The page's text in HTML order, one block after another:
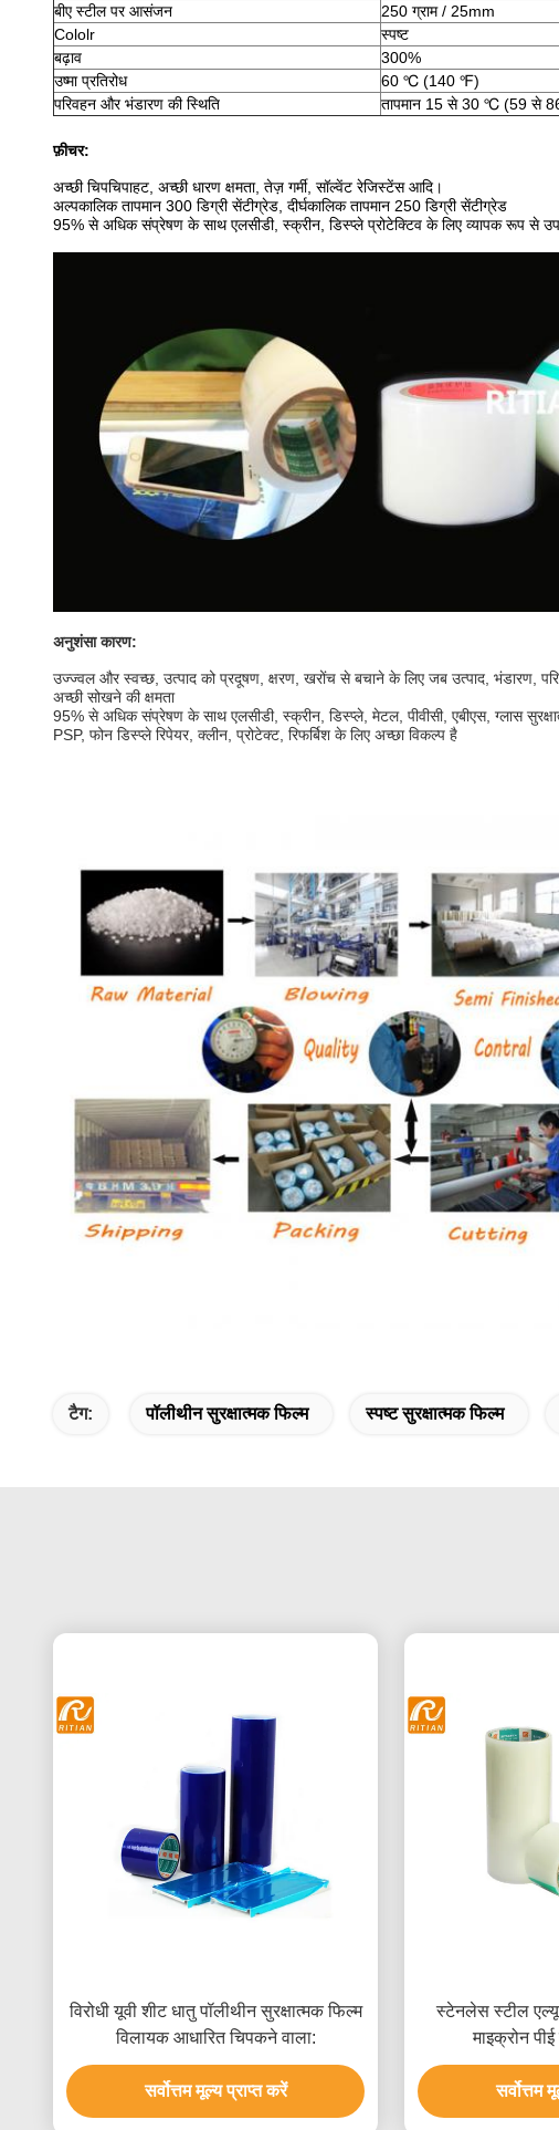
बीए स्टील पर आसंजन
250 ग्राम / 25mm
Cololr
स्पष्ट
बढ़ाव
300%
उष्मा प्रतिरोध
60 ℃ (140 ℉)
परिवहन और भंडारण की स्थिति
तापमान 15 से 30 ℃ (59 से
फ़ीचर:
अच्छी चिपचिपाहट, अच्छी धारण क्षमता, तेज़ गर्मी, सॉल्वेंट रेजिस्टेंस आदि।
अल्पकालिक तापमान 300 डिग्री सेंटीग्रेड, दीर्घकालिक तापमान 250 डिग्री सेंटीग्रेड
95% से अधिक संप्रेषण के साथ एलसीडी, स्क्रीन, डिस्प्ले प्रोटेक्टिव के लिए व्यापक रूप से
अनुशंसा कारण:
उज्ज्वल और स्वच्छ, उत्पाद को प्रदूषण, क्षरण, खरोंच से बचाने के लिए जब उत्पाद, भंडारण,
अच्छी सोखने की क्षमता
95% से अधिक संप्रेषण के साथ एलसीडी, स्क्रीन, डिस्प्ले, मेटल, पीवीसी, एबीएस, ग्लास
PSP, फोन डिस्प्ले रिपेयर, क्लीन, प्रोटेक्ट, रिफर्बिश के लिए अच्छा विकल्प है
टैग: पॉलीथीन सुरक्षात्मक फिल्म स्पष्ट सुरक्षात्मक फिल्म
विरोधी यूवी शीट धातु पॉलीथीन सुरक्षात्मक फिल्म
विलायक आधारित चिपकने वाला:
सर्वोत्तम मूल्य प्राप्त करें
स्टेनलेस स्टील
माइक्रोन
सर्वोत्तम